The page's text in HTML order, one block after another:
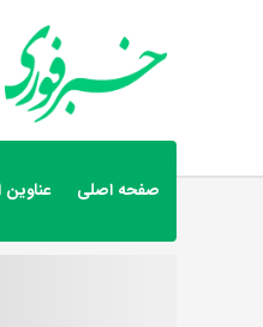
صفحه اصلی عناوین